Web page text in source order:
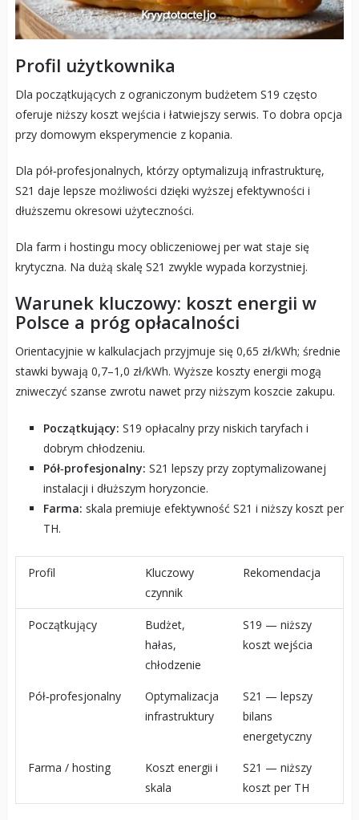
Profil użytkownika
Dla początkujących z ograniczonym budżetem S19 często
oferuje niższy koszt wejścia i łatwiejszy serwis. To dobra opcja
przy domowym eksperymencie z kopania.
Dla pół‑profesjonalnych, którzy optymalizują infrastrukturę,
S21 daje lepsze możliwości dzięki wyższej efektywności i
dłuższemu okresowi użyteczności.
Dla farm i hostingu mocy obliczeniowej per wat staje się
krytyczna. Na dużą skalę S21 zwykle wypada korzystniej.
Warunek kluczowy: koszt energii w
Polsce a próg opłacalności
Orientacyjnie w kalkulacjach przyjmuje się 0,65 zł/kWh; średnie
stawki bywają 0,7–1,0 zł/kWh. Wyższe koszty energii mogą
zniweczyć szanse zwrotu nawet przy niższym koszcie zakupu.
Początkujący: S19 opłacalny przy niskich taryfach i
dobrym chłodzeniu.
Pół‑profesjonalny: S21 lepszy przy zoptymalizowanej
instalacji i dłuższym horyzoncie.
Farma: skala premiuje efektywność S21 i niższy koszt per
TH.
Profil
Kluczowy
czynnik
Rekomendacja
Początkujący
Budżet,
hałas,
chłodzenie
S19 — niższy
koszt wejścia
Pół‑profesjonalny
Optymalizacja
infrastruktury
S21 — lepszy
bilans
energetyczny
Farma / hosting
Koszt energii i
skala
S21 — niższy
koszt per TH